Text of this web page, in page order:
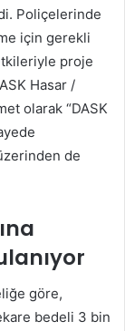
Poliçelerinde
için gerekli
proje
Hasar /
olarak “DASK
de
göre,
bedeli 3 bin